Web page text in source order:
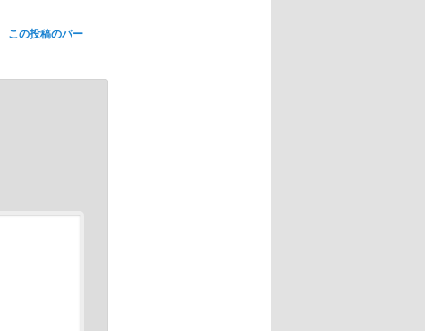
この投稿のパー